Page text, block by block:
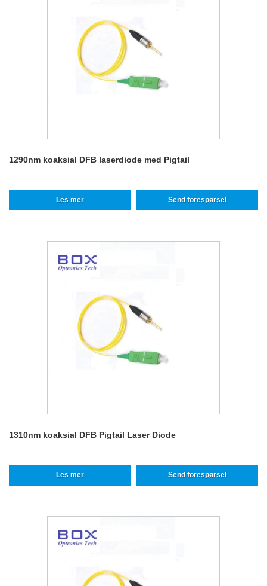
1290nm koaksial DFB laserdiode med Pigtail
Les mer Send forespørsel
1310nm koaksial DFB Pigtail Laser Diode
Les mer Send forespørsel